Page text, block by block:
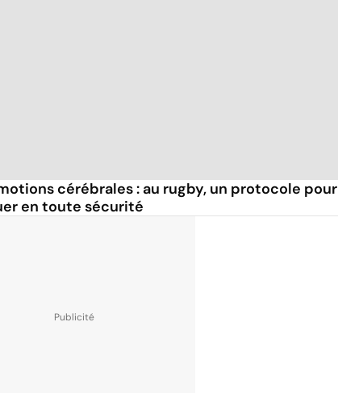
cérébrales : au rugby, un protocole pour
en toute sécurité